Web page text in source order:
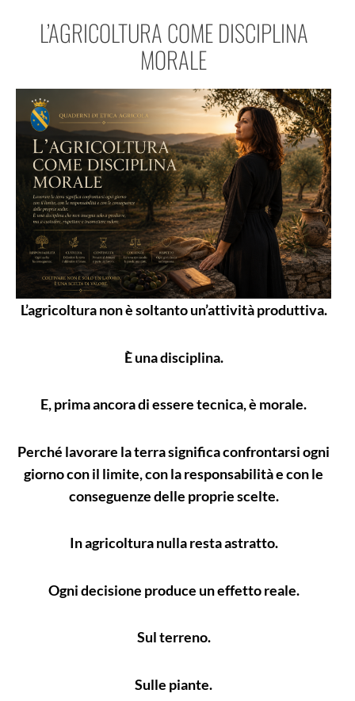
L’AGRICOLTURA COME DISCIPLINA
MORALE
L’agricoltura non è soltanto un’attività produttiva.
È una disciplina.
E, prima ancora di essere tecnica, è morale.
Perché lavorare la terra significa confrontarsi ogni
giorno con il limite, con la responsabilità e con le
conseguenze delle proprie scelte.
In agricoltura nulla resta astratto.
Ogni decisione produce un effetto reale.
Sul terreno.
Sulle piante.